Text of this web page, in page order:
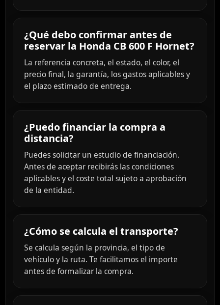
¿Qué debo confirmar antes de
reservar la Honda CB 600 F Hornet?
La referencia concreta, el estado, el color, el
precio final, la garantía, los gastos aplicables y
el plazo estimado de entrega.
¿Puedo financiar la compra a
distancia?
Puedes solicitar un estudio de financiación.
Antes de aceptar recibirás las condiciones
aplicables y el coste total sujeto a aprobación
de la entidad.
¿Cómo se calcula el transporte?
Se calcula según la provincia, el tipo de
vehículo y la ruta. Te facilitamos el importe
antes de formalizar la compra.